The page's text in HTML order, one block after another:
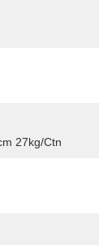
27kg/ctn